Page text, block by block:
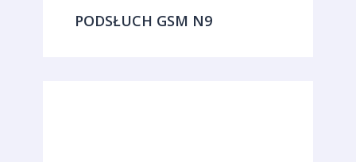
PODSŁUCH GSM N9